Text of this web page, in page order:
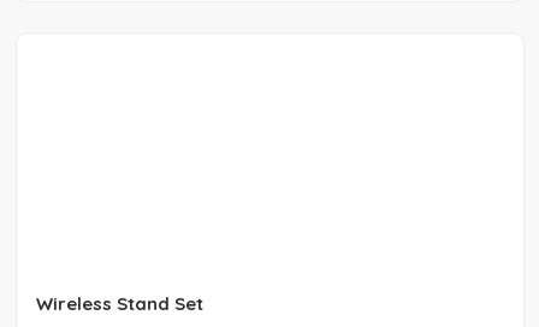
Wireless Stand Set